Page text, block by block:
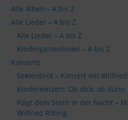
Alle Alben – A bis Z
Alle Lieder – A bis Z
Alle Lieder – A bis Z
Kindergartenlieder – A bis Z
Konzerte
Seelenbrot – Konzert mit
Kinderkonzert: Ob dick, ob dünn
Folgt dem Stern in der Nacht –
Wilfried Röhrig